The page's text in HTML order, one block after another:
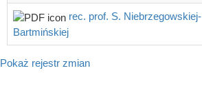
rec. prof. S. Niebrzegowskiej-
Bartmińskiej
Pokaż rejestr zmian